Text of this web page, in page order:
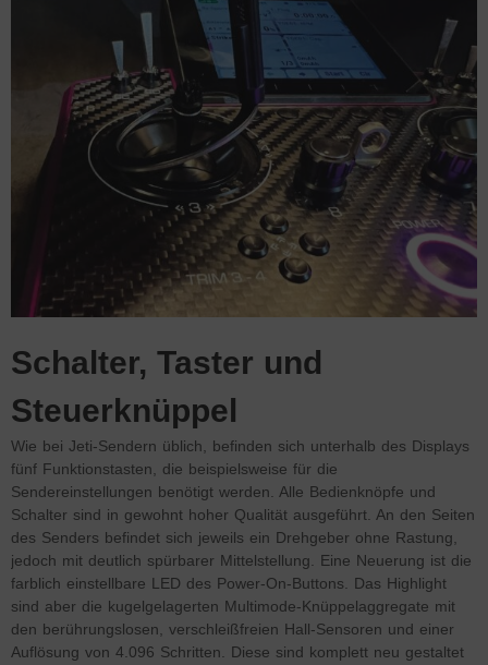
Schalter, Taster und
Steuerknüppel
Wie bei Jeti-Sendern üblich, befinden sich unterhalb des Displays
fünf Funktionstasten, die beispielsweise für die
Sendereinstellungen benötigt werden. Alle Bedienknöpfe und
Schalter sind in gewohnt hoher Qualität ausgeführt. An den Seiten
des Senders befindet sich jeweils ein Drehgeber ohne Rastung,
jedoch mit deutlich spürbarer Mittelstellung. Eine Neuerung ist die
farblich einstellbare LED des Power-On-Buttons. Das Highlight
sind aber die kugelgelagerten Multimode-Knüppelaggregate mit
den berührungslosen, verschleißfreien Hall-Sensoren und einer
Auflösung von 4.096 Schritten. Diese sind komplett neu gestaltet